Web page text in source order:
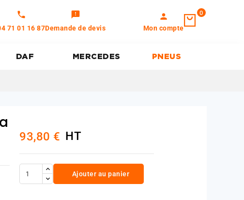
call
71 01 16 87
feedback
Demande de devis
person
Mon compte
0
DAF MERCEDES PNEUS
93,80 € HT
Ajouter au panier